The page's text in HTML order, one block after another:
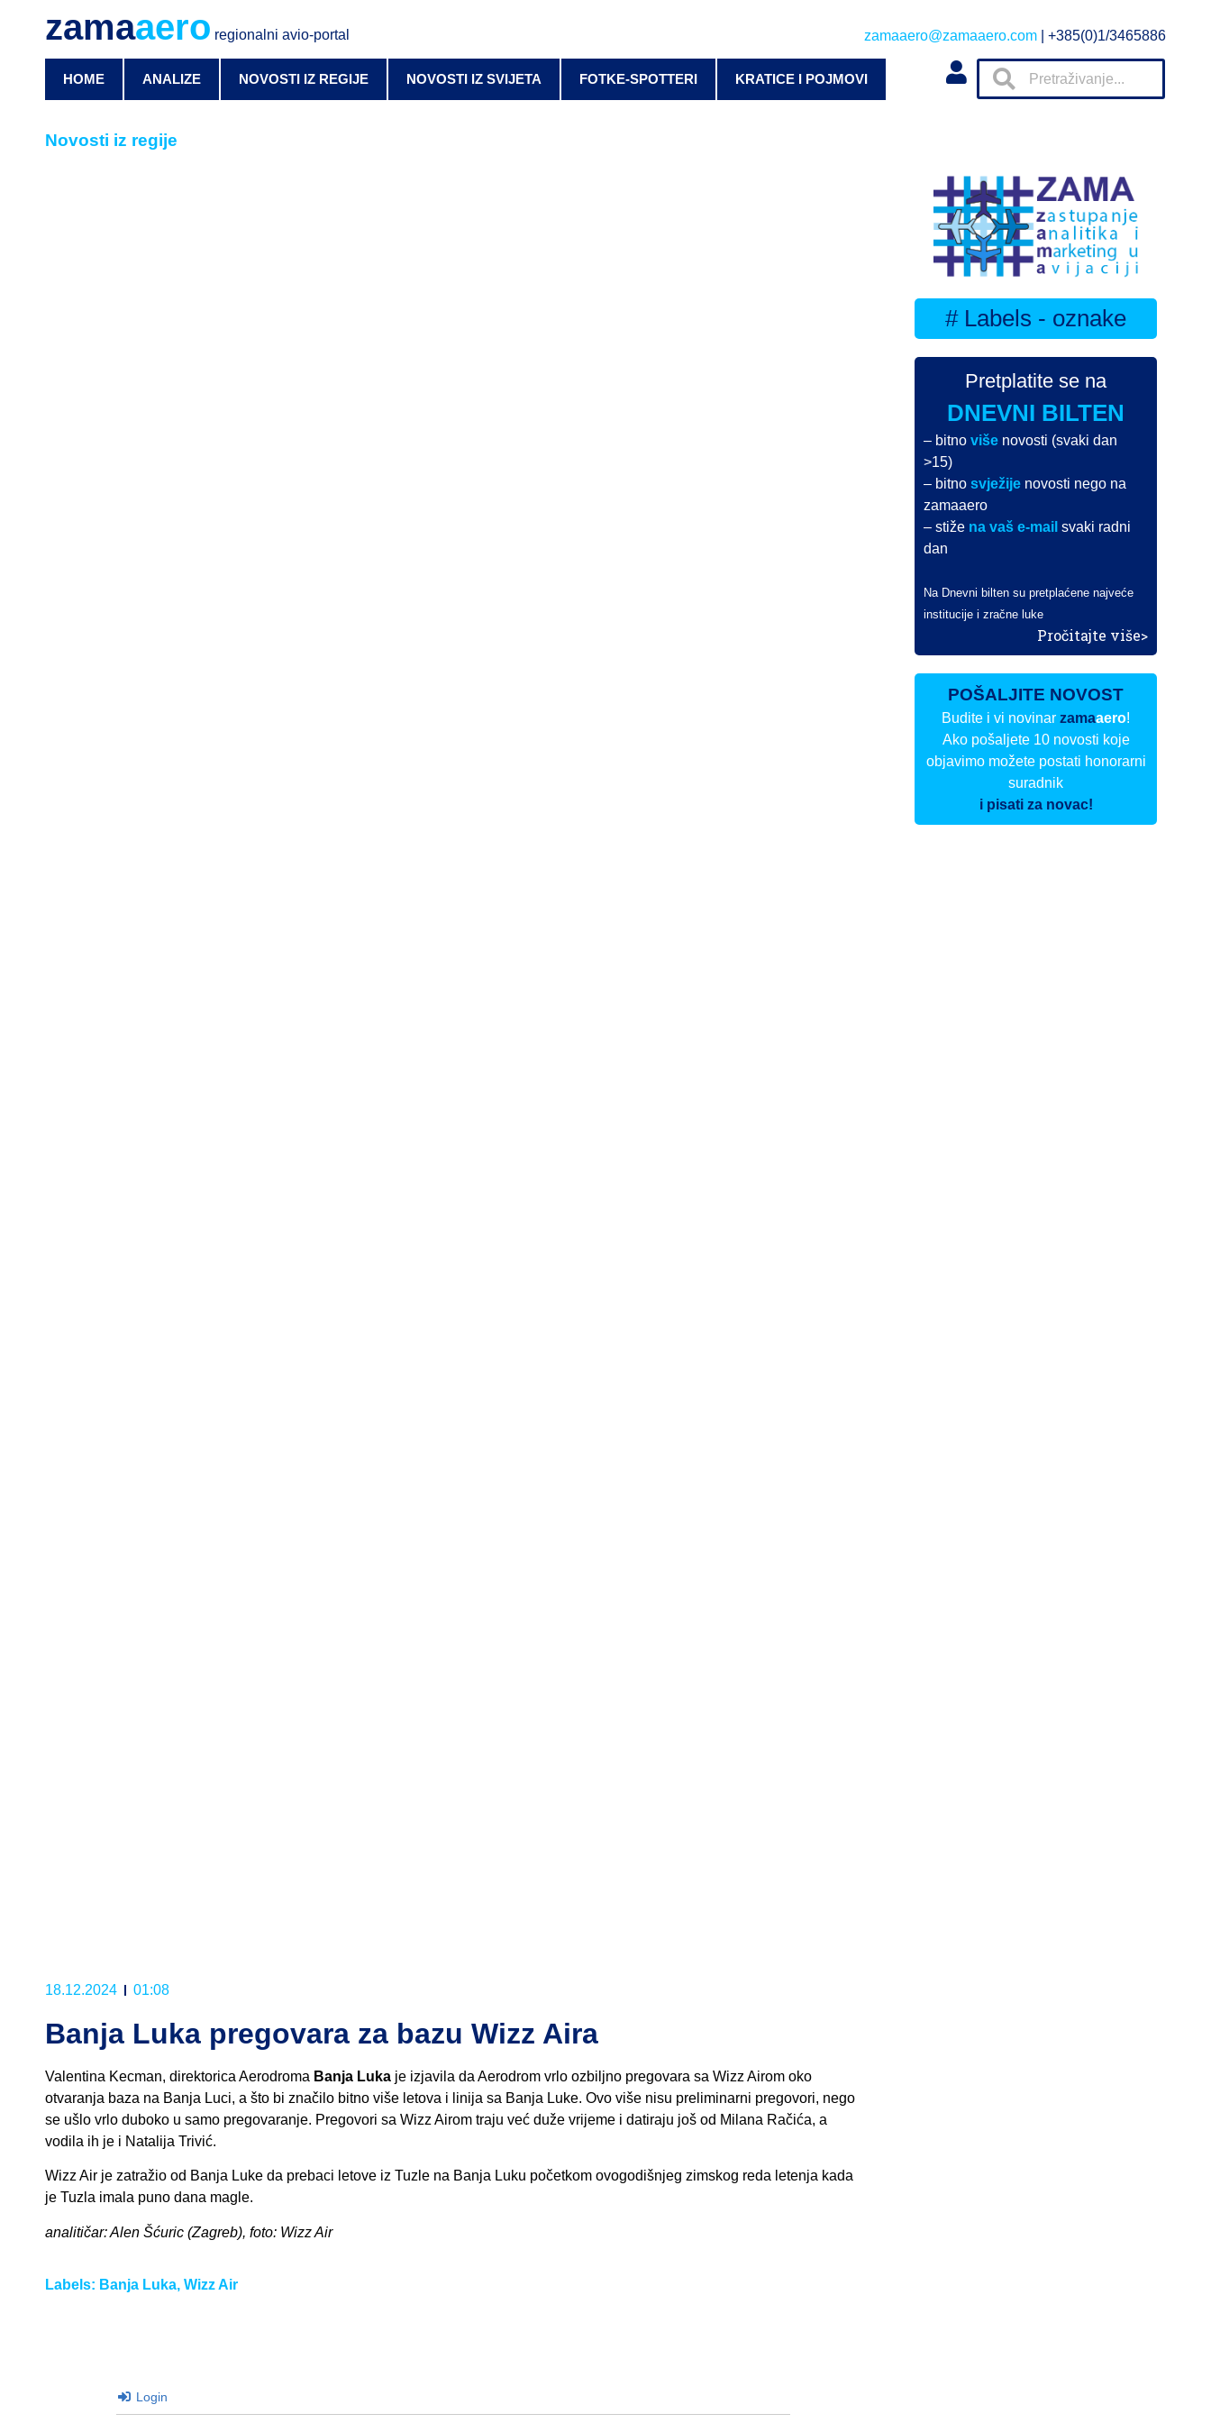
zamaaero regionalni avio-portal zamaaero@zamaaero.com | +385(0)1/3465886
HOME ANALIZE NOVOSTI IZ REGIJE NOVOSTI IZ SVIJETA FOTKE-SPOTTERI KRATICE I POJMOVI
Novosti iz regije
18.12.2024 01:08
Banja Luka pregovara za bazu Wizz Aira
Valentina Kecman, direktorica Aerodroma Banja Luka je izjavila da Aerodrom vrlo ozbiljno pregovara sa Wizz Airom oko
otvaranja baza na Banja Luci, a što bi značilo bitno više letova i linija sa Banja Luke. Ovo više nisu preliminarni pregovori, nego
se ušlo vrlo duboko u samo pregovaranje. Pregovori sa Wizz Airom traju već duže vrijeme i datiraju još od Milana Račića, a
vodila ih je i Natalija Trivić.
Wizz Air je zatražio od Banja Luke da prebaci letove iz Tuzle na Banja Luku početkom ovogodišnjeg zimskog reda letenja kada
je Tuzla imala puno dana magle.
analitičar: Alen Šćuric (Zagreb), foto: Wizz Air
Labels: Banja Luka, Wizz Air
Login
# Labels - oznake
Pretplatite se na
DNEVNI BILTEN
– bitnoviše novosti (svaki dan
>15)
– bitnosvježije novosti nego na
zamaaero
– stiže na vaš e-mail svaki radni
dan
Na Dnevni bilten su pretplaćene najveće
institucije i zračne luke
Pročitajte više>
POŠALJITE NOVOST
Budite i vi novinarzamaaero!
Ako pošaljete 10 novosti koje
objavimo možete postati honorarni
suradnik
i pisati za novac!